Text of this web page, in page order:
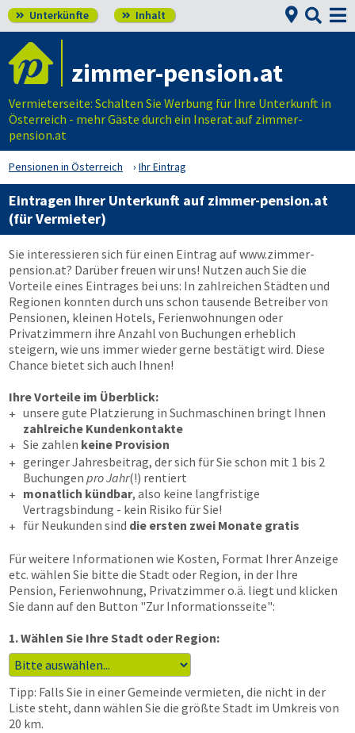
 Unterkünfte  Inhalt  
zimmer-pension.at
Vermieterseite: Schalten Sie Werbung für Ihre Unterkunft in
Österreich - mehr Gäste durch ein Inserat auf zimmer-
pension.at
Pensionen in Österreich Ihr Eintrag
Eintragen Ihrer Unterkunft auf zimmer-pension.at
(für Vermieter)
Sie interessieren sich für einen Eintrag aufwww.zimmer-
pension.at? Darüber freuen wir uns! Nutzen auch Sie die
Vorteile eines Eintrages bei uns: In zahlreichen Städten und
Regionen konnten durch uns schon tausende Betreiber von
Pensionen, kleinen Hotels, Ferienwohnungen oder
Privatzimmern ihre Anzahl von Buchungen erheblich
steigern, wie uns immer wieder gerne bestätigt wird. Diese
Chance bietet sich auch Ihnen!
Ihre Vorteile im Überblick:
+ unsere gute Platzierung in Suchmaschinen bringt Ihnen
zahlreiche Kundenkontakte
+ Sie zahlen keine Provision
+ geringer Jahresbeitrag, der sich für Sie schon mit 1 bis 2
Buchungen pro Jahr(!) rentiert
+ monatlich kündbar, also keine langfristige
Vertragsbindung - kein Risiko für Sie!
+ für Neukunden sind die ersten zwei Monate gratis
Für weitere Informationen wie Kosten, Format Ihrer Anzeige
etc. wählen Sie bitte die Stadt oder Region, in der Ihre
Pension, Ferienwohnung, Privatzimmer o.ä. liegt und klicken
Sie dann auf den Button "Zur Informationsseite":
1. Wählen Sie Ihre Stadt oder Region:
Tipp: Falls Sie in einer Gemeinde vermieten, die nicht in der
Liste steht, dann wählen Sie die größte Stadt im Umkreis von
20 km.